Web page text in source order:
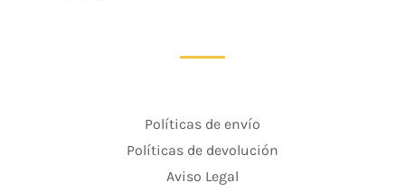
Políticas de envío
Políticas de devolución
Aviso Legal